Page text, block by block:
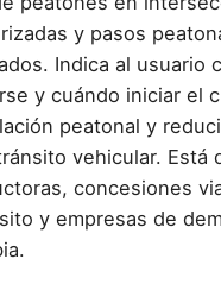
y pasos
Indica al usuario
y cuándo iniciar el
peatonal y
vehicular. Está
concesiones
y empresas de